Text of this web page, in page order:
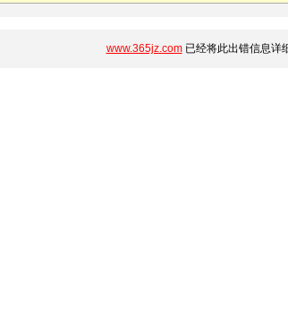
www.365jz.com已经将此出错信息详